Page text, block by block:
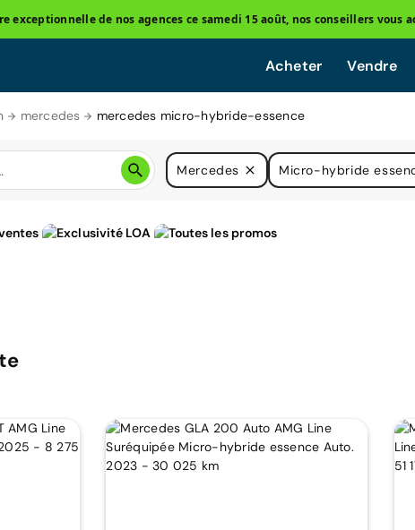
exceptionnelle de nos agences ce samedi 15 août, nos conseillers vous
Acheter Vendre
mercedes mercedes micro-hybride-essence
Mercedes Micro-hybride